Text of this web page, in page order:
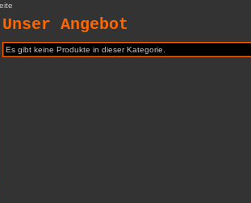
Unser Angebot
Es gibt keine Produkte in dieser Kategorie.